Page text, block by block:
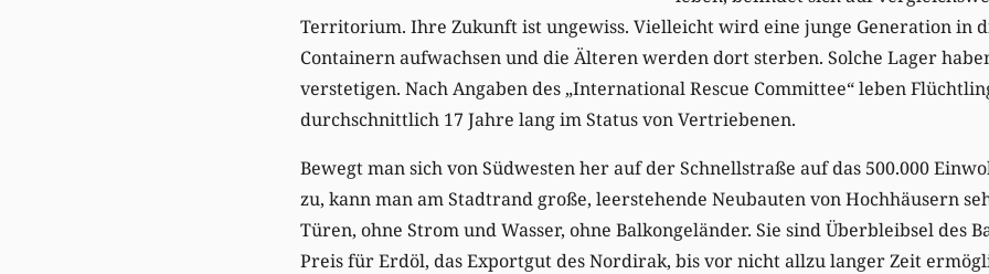
Territorium. Ihre Zukunft ist ungewiss. Vielleicht wird eine junge Generation in
Containern aufwachsen und die Älteren werden dort sterben. Solche Lager
verstetigen. Nach Angaben des „International Rescue Committee“ leben
durchschnittlich 17 Jahre lang im Status von Vertriebenen.
Bewegt man sich von Südwesten her auf der Schnellstraße auf das 500.000
zu, kann man am Stadtrand große, leerstehende Neubauten von Hochhäusern
Türen, ohne Strom und Wasser, ohne Balkongeländer. Sie sind Überbleibsel des
Preis für Erdöl, das Exportgut des Nordirak, bis vor nicht allzu langer Zeit